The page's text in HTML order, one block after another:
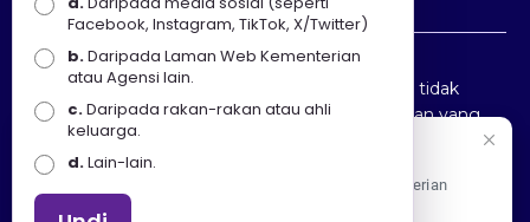
Penafian : Kerajaan Malaysia dan Kementerian
Pelancongan Seni dan Budaya (MOTAC) adalah tidak
bertanggungjawab atas kehilangan atau kerugian yang
disebabkan oleh penggunaan mana-mana maklumat
yang diperolehi dari portal ini.
Facebook, Instagram, TikTok, X/Twitter)
b.Daripada Laman Web Kementerian
atau Agensi lain.
c.Daripada rakan-rakan atau ahli
keluarga.
d.Lain-lain.
Apa Khabar! Selamat datang ke Portal Rasmi Kementerian
Pelancongan, Seni dan Budaya